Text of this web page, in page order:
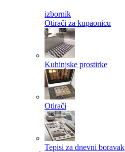
izbornik
Otirači za kupaonicu
Kuhinjske prostirke
Otirači
Tepisi za dnevni boravak